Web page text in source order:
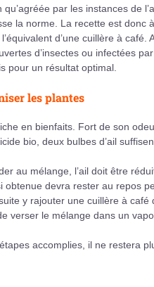
par les instances de
la norme. La recette est donc
d’une cuillère à
d’insectes ou infectées
pour un résultat optimal.
les plantes
en bienfaits. Fort de son
bio, deux bulbes d’ail
au mélange, l’ail doit être
obtenue devra rester au repos
y rajouter une cuillère à café
verser le mélange dans un
accomplies, il ne restera